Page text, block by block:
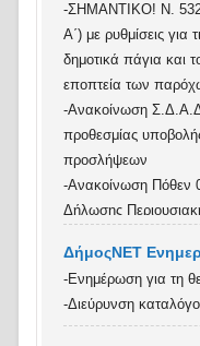
-ΣΗΜΑΝΤΙΚΟ! Ν.
Α΄) με ρυθμίσεις για
δημοτικά πάγια και
εποπτεία των
-Ανακοίνωση
προθεσμίας
προσλήψεων
-Ανακοίνωση Πόθεν
Δήλωσης
-Γνωστοποίηση
φύλαξης σκαφών, Υπ.
Πολιτικής 3152.3/ 5
ΔήμοςΝΕΤ
-Ενημέρωση για τη
-Διεύρυνση